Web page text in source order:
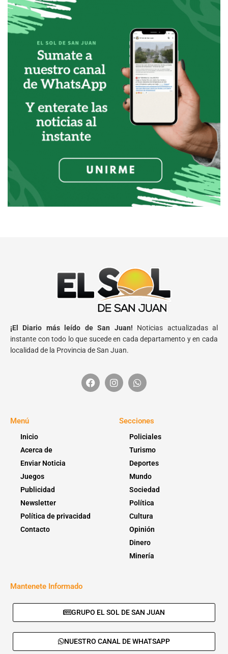
¡El Diario más leído de San Juan! Noticias actualizadas al
instante con todo lo que sucede en cada departamento y en cada
localidad de la Provincia de San Juan.
Menú
Inicio
Acerca de
Enviar Noticia
Juegos
Publicidad
Newsletter
Política de privacidad
Contacto
Secciones
Policiales
Turismo
Deportes
Mundo
Sociedad
Política
Cultura
Opinión
Dinero
Minería
Mantenete Informado
GRUPO EL SOL DE SAN JUAN
NUESTRO CANAL DE WHATSAPP